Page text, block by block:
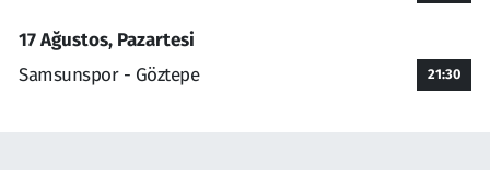
17 Ağustos, Pazartesi
Samsunspor - Göztepe
21:30